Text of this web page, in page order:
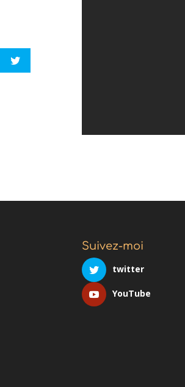
Suivez-moi
twitter
YouTube